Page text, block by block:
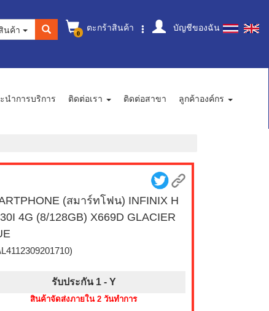
0 ตะกร้าสินค้า บัญชีของฉัน
นค้า
นำการบริการ ติดต่อเรา ติดต่อสาขา
ลูกค้าองค์กร
(สมาร์ทโฟน) INFINIX H
4G (8/128GB) X669D GLACIER
รับประกัน 1 - Y
สินค้าจัดส่งภายใน 2 วันทำการ